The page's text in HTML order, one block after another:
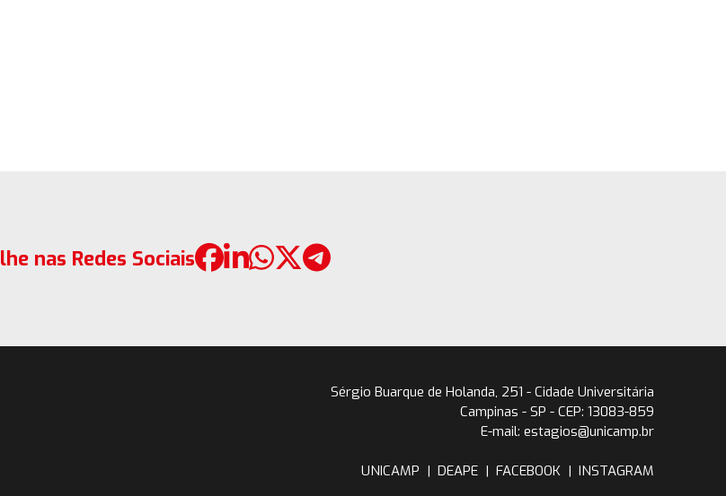
nas Redes Sociais
Sérgio Buarque de Holanda, 251 - Cidade Universitária
Campinas - SP - CEP: 13083-859
E-mail: estagios@unicamp.br
UNICAMP | DEAPE | FACEBOOK | INSTAGRAM